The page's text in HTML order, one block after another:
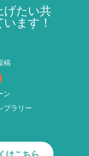
げたい共
ます！
稿
ン
プラリー
はこちら